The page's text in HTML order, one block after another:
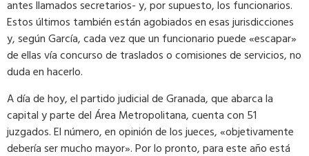
antes llamados secretarios- y, por supuesto, los funcionarios.
Estos últimos también están agobiados en esas jurisdicciones
y, según García, cada vez que un funcionario puede «escapar»
de ellas vía concurso de traslados o comisiones de servicios, no
duda en hacerlo.
A día de hoy, el partido judicial de Granada, que abarca la
capital y parte del Área Metropolitana, cuenta con 51
juzgados. El número, en opinión de los jueces, «objetivamente
debería ser mucho mayor». Por lo pronto, para este año está